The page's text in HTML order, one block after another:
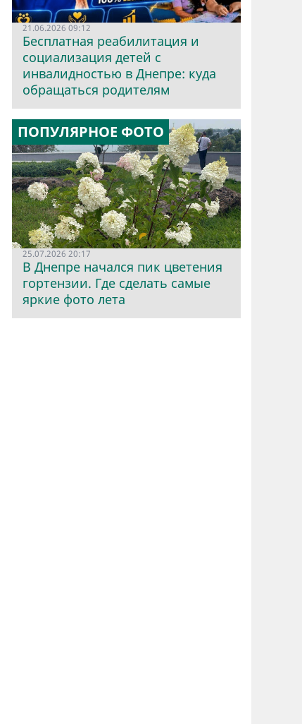
21.06.2026 09:12
Бесплатная реабилитация и
социализация детей с
инвалидностью в Днепре: куда
обращаться родителям
ПОПУЛЯРНОЕ ФОТО
25.07.2026 20:17
В Днепре начался пик цветения
гортензии. Где сделать самые
яркие фото лета